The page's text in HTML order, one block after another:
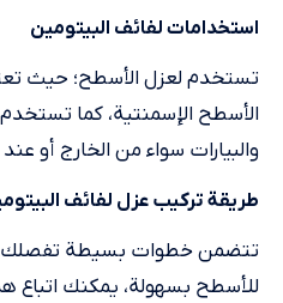
استخدامات لفائف البيتومين
تستخدم لعزل الأسطح؛ حيث
الأسطح الإسمنتية، كما
والبيارات سواء من الخارج أو
طريقة تركيب عزل لفائف
تتضمن خطوات بسيطة تفصلك
للأسطح بسهولة، يمكنك اتباع